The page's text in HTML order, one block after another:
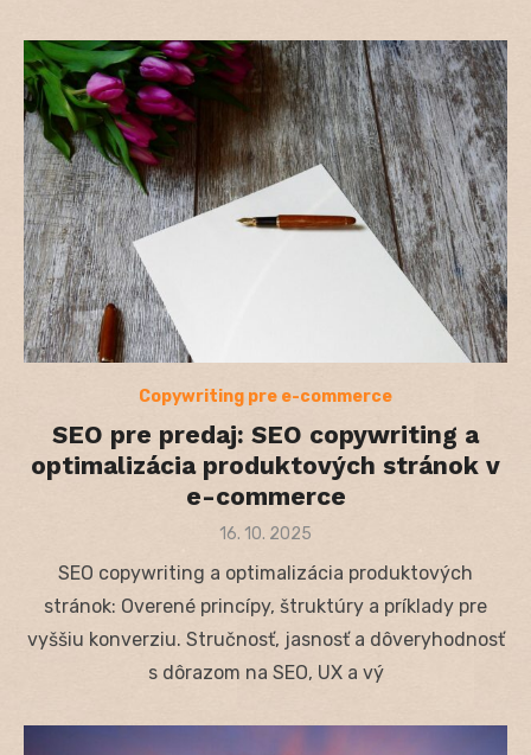
Copywriting pre e-commerce
SEO pre predaj: SEO copywriting a
optimalizácia produktových stránok v
e-commerce
Posted
16. 10. 2025
SEO copywriting a optimalizácia produktových
stránok: Overené princípy, štruktúry a príklady pre
vyššiu konverziu. Stručnosť, jasnosť a dôveryhodnosť
s dôrazom na SEO, UX a vý